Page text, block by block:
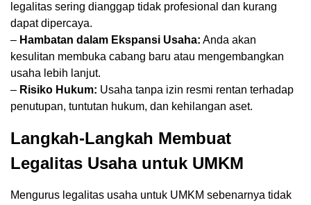
legalitas sering dianggap tidak profesional dan kurang
dapat dipercaya.
– Hambatan dalam Ekspansi Usaha: Anda akan
kesulitan membuka cabang baru atau mengembangkan
usaha lebih lanjut.
– Risiko Hukum: Usaha tanpa izin resmi rentan terhadap
penutupan, tuntutan hukum, dan kehilangan aset.
Langkah-Langkah Membuat
Legalitas Usaha untuk UMKM
Mengurus legalitas usaha untuk UMKM sebenarnya tidak